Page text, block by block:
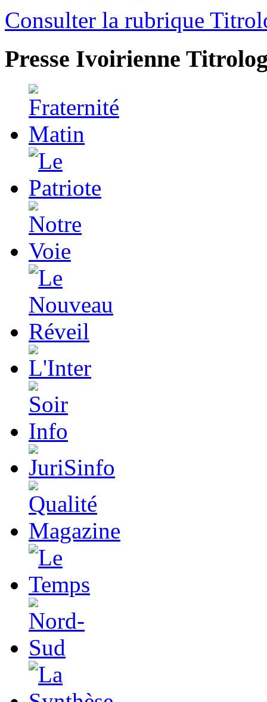
Consulter la rubrique
Presse Ivoirienne